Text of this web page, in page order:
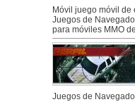
Móvil juego móvil
Juegos de
para móviles MMO
Juegos de